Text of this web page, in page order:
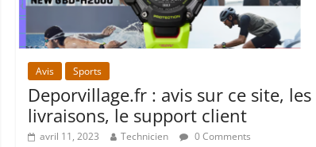
Avis Sports
Deporvillage.fr : avis sur ce site, les
livraisons, le support client
avril 11, 2023 Technicien 0 Comments